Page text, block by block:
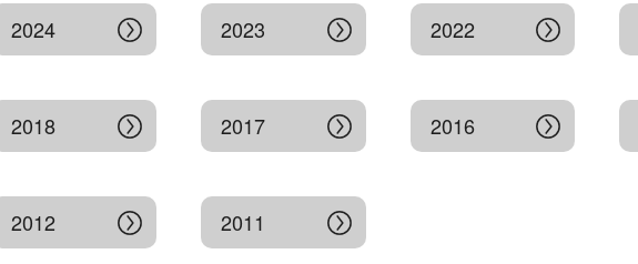
2024 2023 2022
2018 2017 2016
2012 2011